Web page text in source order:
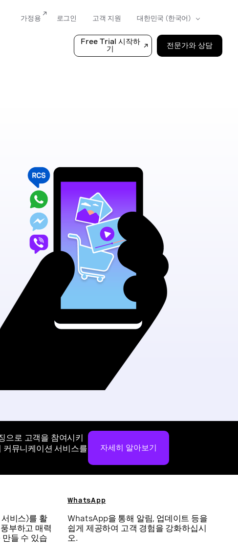
Free Trial 시작하
기
전문가와 상담
가정용 로그인 고객 지원
으로 고객을 참여시키
커뮤니케이션 서비스를
자세히 알아보기
비스)를 활
부하고 매력
들 수 있습
WhatsApp
WhatsApp을 통해 알림, 업데이트 등을
쉽게 제공하여 고객 경험을 강화하십시
오.